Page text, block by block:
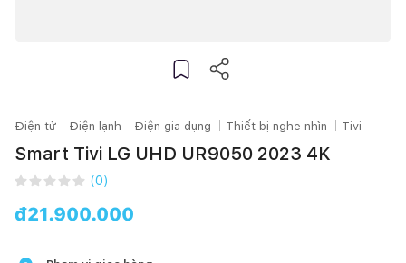
Điện tử - Điện lạnh - Điện gia dụng Thiết bị nghe nhìn Tivi
Smart Tivi LG UHD UR9050 2023 4K
(0)
đ21.900.000